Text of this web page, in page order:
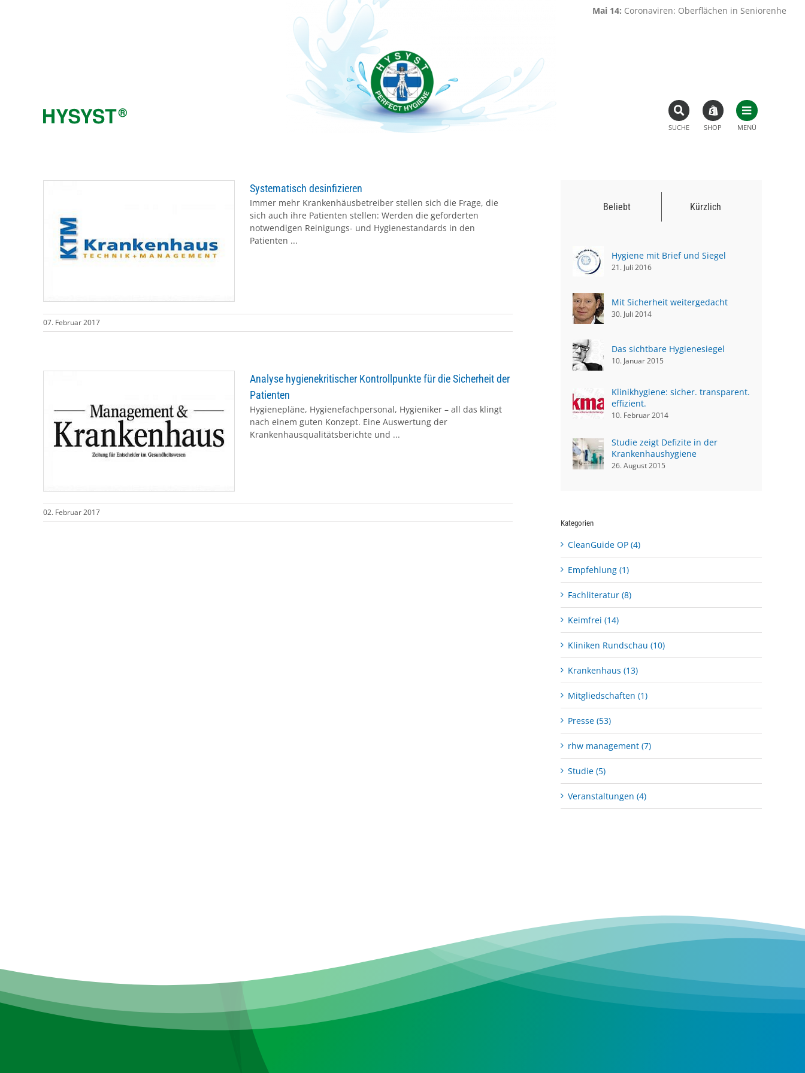
Mai 14:Coronaviren: Oberflächen in Seniorenheimen
SUCHE SHOP MENÜ
Systematisch desinfizieren
Immer mehr Krankenhäusbetreiber stellen sich die Frage, die
sich auch ihre Patienten stellen: Werden die geforderten
notwendigen Reinigungs- und Hygienestandards in den
Patienten ...
07. Februar 2017
Analyse hygienekritischer Kontrollpunkte für die Sicherheit der
Patienten
Hygienepläne, Hygienefachpersonal, Hygieniker – all das klingt
nach einem guten Konzept. Eine Auswertung der
Krankenhausqualitätsberichte und ...
02. Februar 2017
Beliebt Kürzlich
Hygiene mit Brief und Siegel
21. Juli 2016
Mit Sicherheit weitergedacht
30. Juli 2014
Das sichtbare Hygienesiegel
10. Januar 2015
Klinikhygiene: sicher. transparent.
effizient.
10. Februar 2014
Studie zeigt Defizite in der
Krankenhaushygiene
26. August 2015
Kategorien
CleanGuide OP (4)
Empfehlung (1)
Fachliteratur (8)
Keimfrei (14)
Kliniken Rundschau (10)
Krankenhaus (13)
Mitgliedschaften (1)
Presse (53)
rhw management (7)
Studie (5)
Veranstaltungen (4)